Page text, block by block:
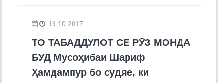
19.10.2017
ТО ТАБАДДУЛОТ СЕ РӮЗ МОНДА
БУД Мусоҳибаи Шариф
Ҳамдампур бо судяе, ки